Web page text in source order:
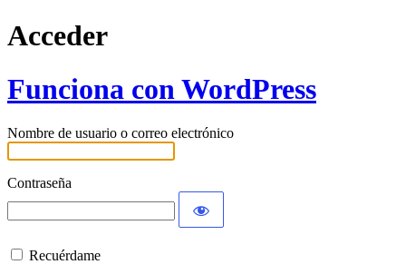
Acceder
Funciona con WordPress
Nombre de usuario o correo electrónico
Contraseña
Recuérdame